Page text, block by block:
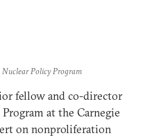
Policy Program
fellow and co-director
at the Carnegie
on nonproliferation